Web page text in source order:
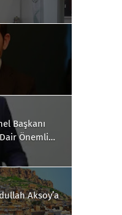
Başkanı
Önemli
Aksoy’a